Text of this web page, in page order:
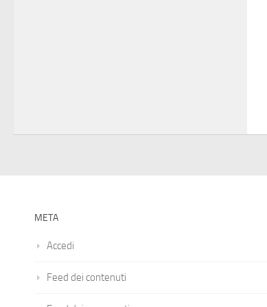
META
Accedi
Feed dei contenuti